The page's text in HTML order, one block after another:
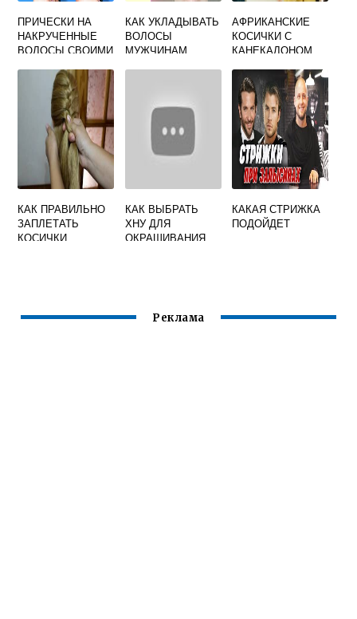
ПРИЧЕСКИ НА
НАКРУЧЕННЫЕ
ВОЛОСЫ СВОИМИ
КАК УКЛАДЫВАТЬ
ВОЛОСЫ
МУЖЧИНАМ
АФРИКАНСКИЕ
КОСИЧКИ С
КАНЕКАЛОНОМ
ПЛЕСТИ
КАК ПРАВИЛЬНО
ЗАПЛЕТАТЬ
КОСИЧКИ
КАК ВЫБРАТЬ
ХНУ ДЛЯ
ОКРАШИВАНИЯ
КАКАЯ СТРИЖКА
ПОДОЙДЕТ
Реклама